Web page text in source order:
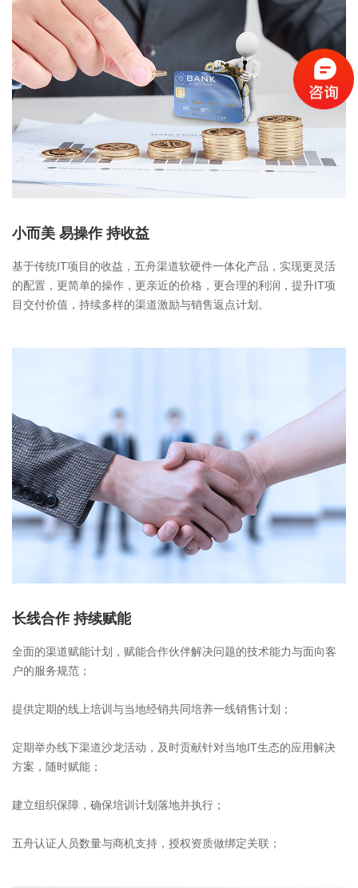
小而美 易操作 持收益
基于传统IT项目的收益，五舟渠道软硬件一体化产品，实现更灵活
的配置，更简单的操作，更亲近的价格，更合理的利润，提升IT项
目交付价值，持续多样的渠道激励与销售返点计划。
长线合作 持续赋能
全面的渠道赋能计划， 赋能合作伙伴解决问题的技术能力与面向客
户的服务规范；
提供定期的线上培训与当地经销共同培养一线销售计划；
定期举办线下渠道沙龙活动，及时贡献针对当地IT生态的应用解决
方案，随时赋能；
建立组织保障，确保培训计划落地并执行；
五舟认证人员数量与商机支持，授权资质做绑定关联；